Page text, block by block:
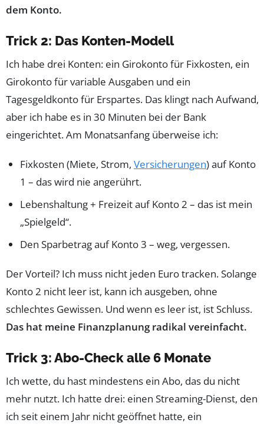
dem Konto.
Trick 2: Das Konten-Modell
Ich habe drei Konten: ein Girokonto für Fixkosten, ein
Girokonto für variable Ausgaben und ein
Tagesgeldkonto für Erspartes. Das klingt nach Aufwand,
aber ich habe es in 30 Minuten bei der Bank
eingerichtet. Am Monatsanfang überweise ich:
Fixkosten (Miete, Strom, Versicherungen) auf Konto
1 – das wird nie angerührt.
Lebenshaltung + Freizeit auf Konto 2 – das ist mein
„Spielgeld“.
Den Sparbetrag auf Konto 3 – weg, vergessen.
Der Vorteil? Ich muss nicht jeden Euro tracken. Solange
Konto 2 nicht leer ist, kann ich ausgeben, ohne
schlechtes Gewissen. Und wenn es leer ist, ist Schluss.
Das hat meine Finanzplanung radikal vereinfacht.
Trick 3: Abo-Check alle 6 Monate
Ich wette, du hast mindestens ein Abo, das du nicht
mehr nutzt. Ich hatte drei: einen Streaming-Dienst, den
ich seit einem Jahr nicht geöffnet hatte, ein